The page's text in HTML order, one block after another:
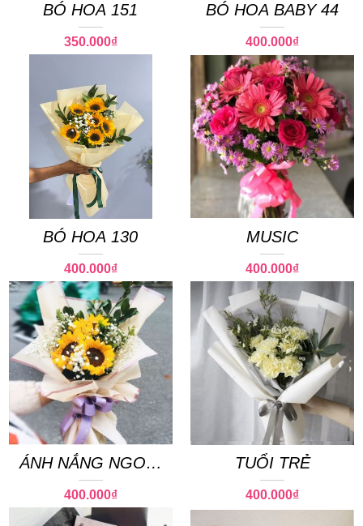
BÓ HOA 151
350.000₫
BÓ HOA BABY 44
400.000₫
BÓ HOA 130
400.000₫
MUSIC
400.000₫
ÁNH NẮNG NGOÀI
HIÊN
400.000₫
TUỔI TRẺ
400.000₫